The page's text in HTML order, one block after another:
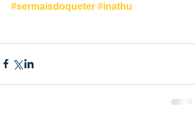
#sermaisdoqueter #inathu